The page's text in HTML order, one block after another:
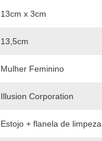
13cm x 3cm
13,5cm
Mulher Feminino
Illusion Corporation
Estojo + flanela de limpeza